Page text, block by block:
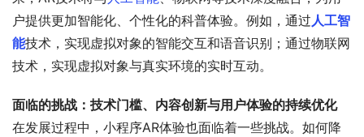
户提供更加智能化、个性化的科普体验。例如，通过人工智
能技术，实现虚拟对象的智能交互和语音识别；通过物联网
技术，实现虚拟对象与真实环境的实时互动。
面临的挑战：技术门槛、内容创新与用户体验的持续优化
在发展过程中，小程序AR体验也面临着一些挑战。如何降